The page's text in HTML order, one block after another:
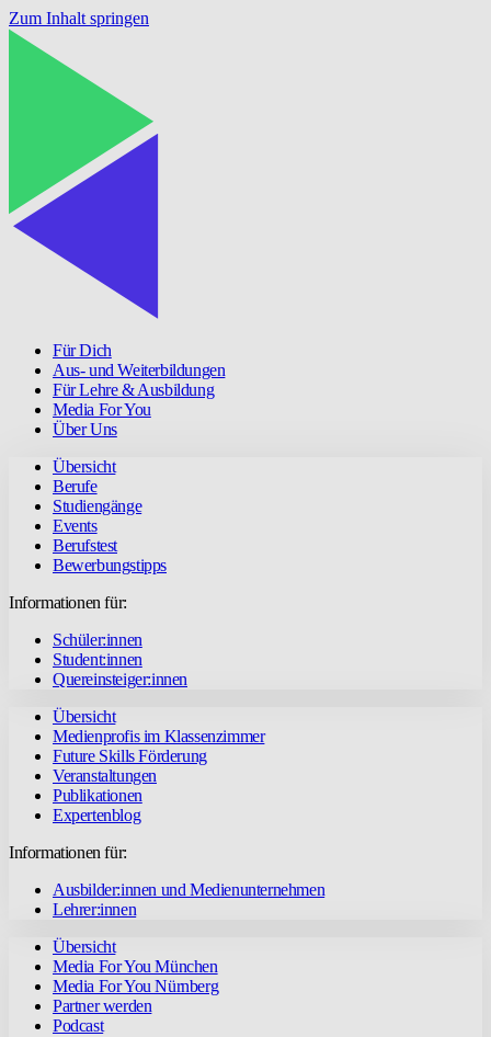
Zum Inhalt springen
Für Dich
Aus- und Weiterbildungen
Für Lehre & Ausbildung
Media For You
Über Uns
Übersicht
Berufe
Studiengänge
Events
Berufstest
Bewerbungstipps
Informationen für:
Schüler:innen
Student:innen
Quereinsteiger:innen
Übersicht
Medienprofis im Klassenzimmer
Future Skills Förderung
Veranstaltungen
Publikationen
Expertenblog
Informationen für:
Ausbilder:innen und Medienunternehmen
Lehrer:innen
Übersicht
Media For You München
Media For You Nürnberg
Partner werden
Podcast